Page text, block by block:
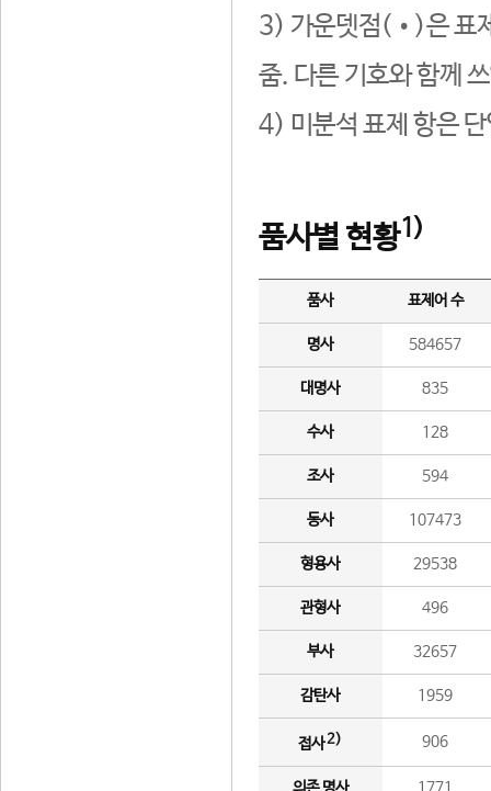
3) 가운뎃점(•)은 표
줌. 다른 기호와 함께
4) 미분석 표제 항은
품사별 현황1)
품사 표제어 수
명사 584657
대명사 835
수사 128
조사 594
동사 107473
형용사 29538
관형사 496
부사 32657
감탄사 1959
접사2) 906